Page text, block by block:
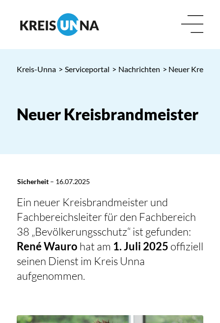
Kreis-Unna > Serviceportal > Nachrichten > Neuer
Neuer Kreisbrandmeister
Sicherheit– 16.07.2025
Ein neuer Kreisbrandmeister und
Fachbereichsleiter für den Fachbereich
38 „Bevölkerungsschutz“ ist gefunden:
René Wauro hat am 1. Juli 2025 offiziell
seinen Dienst im Kreis Unna
aufgenommen.